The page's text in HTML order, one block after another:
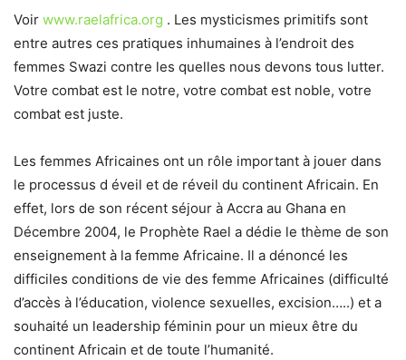
Voir www.raelafrica.org . Les mysticismes primitifs sont
entre autres ces pratiques inhumaines à l’endroit des
femmes Swazi contre les quelles nous devons tous lutter.
Votre combat est le notre, votre combat est noble, votre
combat est juste.
Les femmes Africaines ont un rôle important à jouer dans
le processus d éveil et de réveil du continent Africain. En
effet, lors de son récent séjour à Accra au Ghana en
Décembre 2004, le Prophète Rael a dédie le thème de son
enseignement à la femme Africaine. Il a dénoncé les
difficiles conditions de vie des femme Africaines (difficulté
d’accès à l’éducation, violence sexuelles, excision…..) et a
souhaité un leadership féminin pour un mieux être du
continent Africain et de toute l’humanité.